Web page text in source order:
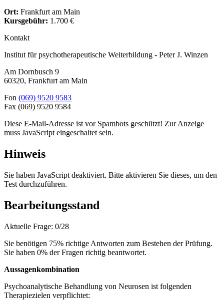
Ort: Frankfurt am Main
Kursgebühr: 1.700 €
Kontakt
Institut für psychotherapeutische Weiterbildung - Peter J. Winzen
Am Dornbusch 9
60320, Frankfurt am Main
Fon (069) 9520 9583
Fax (069) 9520 9584
Diese E-Mail-Adresse ist vor Spambots geschützt! Zur Anzeige
muss JavaScript eingeschaltet sein.
Hinweis
Sie haben JavaScript deaktiviert. Bitte aktivieren Sie dieses, um den
Test durchzuführen.
Bearbeitungsstand
Aktuelle Frage: 0/28
Sie benötigen 75% richtige Antworten zum Bestehen der Prüfung.
Sie haben 0% der Fragen richtig beantwortet.
Aussagenkombination
Psychoanalytische Behandlung von Neurosen ist folgenden
Therapiezielen verpflichtet: